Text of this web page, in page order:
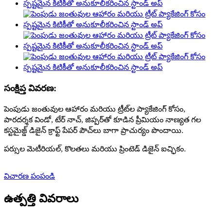
సంక్షిప్త వివరణ:
పెంపుడు జంతువుల ఆహారం మరియు ట్రీట్‌ల ప్యాకేజింగ్ కోసం,
పారదర్శక విండో, టేర్ నాచ్, జిప్పర్‌తో కూడిన ప్రీమియం నాణ్యత గల
కస్టమైజ్డ్ డిజైన్ క్రాఫ్ట్ పేపర్ పౌచ్‌లు బాగా ప్రాచుర్యం పొందాయి.
పర్సుల మెటీరియల్, కొలతలు మరియు ప్రింటెడ్ డిజైన్ ఐచ్ఛికం.
విచారణ పంపండి
ఉత్పత్తి వివరాలు